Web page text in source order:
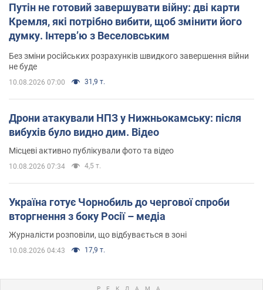
Путін не готовий завершувати війну: дві карти
Кремля, які потрібно вибити, щоб змінити його
думку. Інтерв’ю з Веселовським
Без зміни російських розрахунків швидкого завершення війни
не буде
10.08.2026 07:00 31,9 т.
Дрони атакували НПЗ у Нижньокамську: після
вибухів було видно дим. Відео
Місцеві активно публікували фото та відео
10.08.2026 07:34 4,5 т.
Україна готує Чорнобиль до чергової спроби
вторгнення з боку Росії – медіа
Журналісти розповіли, що відбувається в зоні
10.08.2026 04:43 17,9 т.